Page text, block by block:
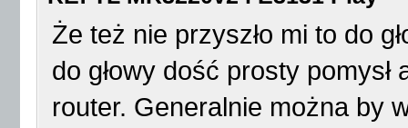
Że też nie przyszło mi to do
do głowy dość prosty
router. Generalnie można by